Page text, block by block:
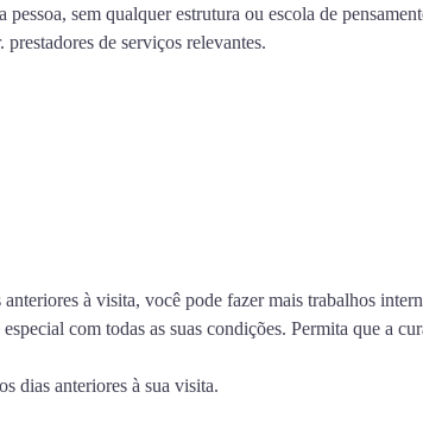
sem qualquer estrutura ou escola de
de serviços relevantes.
à visita, você pode fazer mais trabalhos
com todas as suas condições. Permita que a
dias anteriores à sua visita.